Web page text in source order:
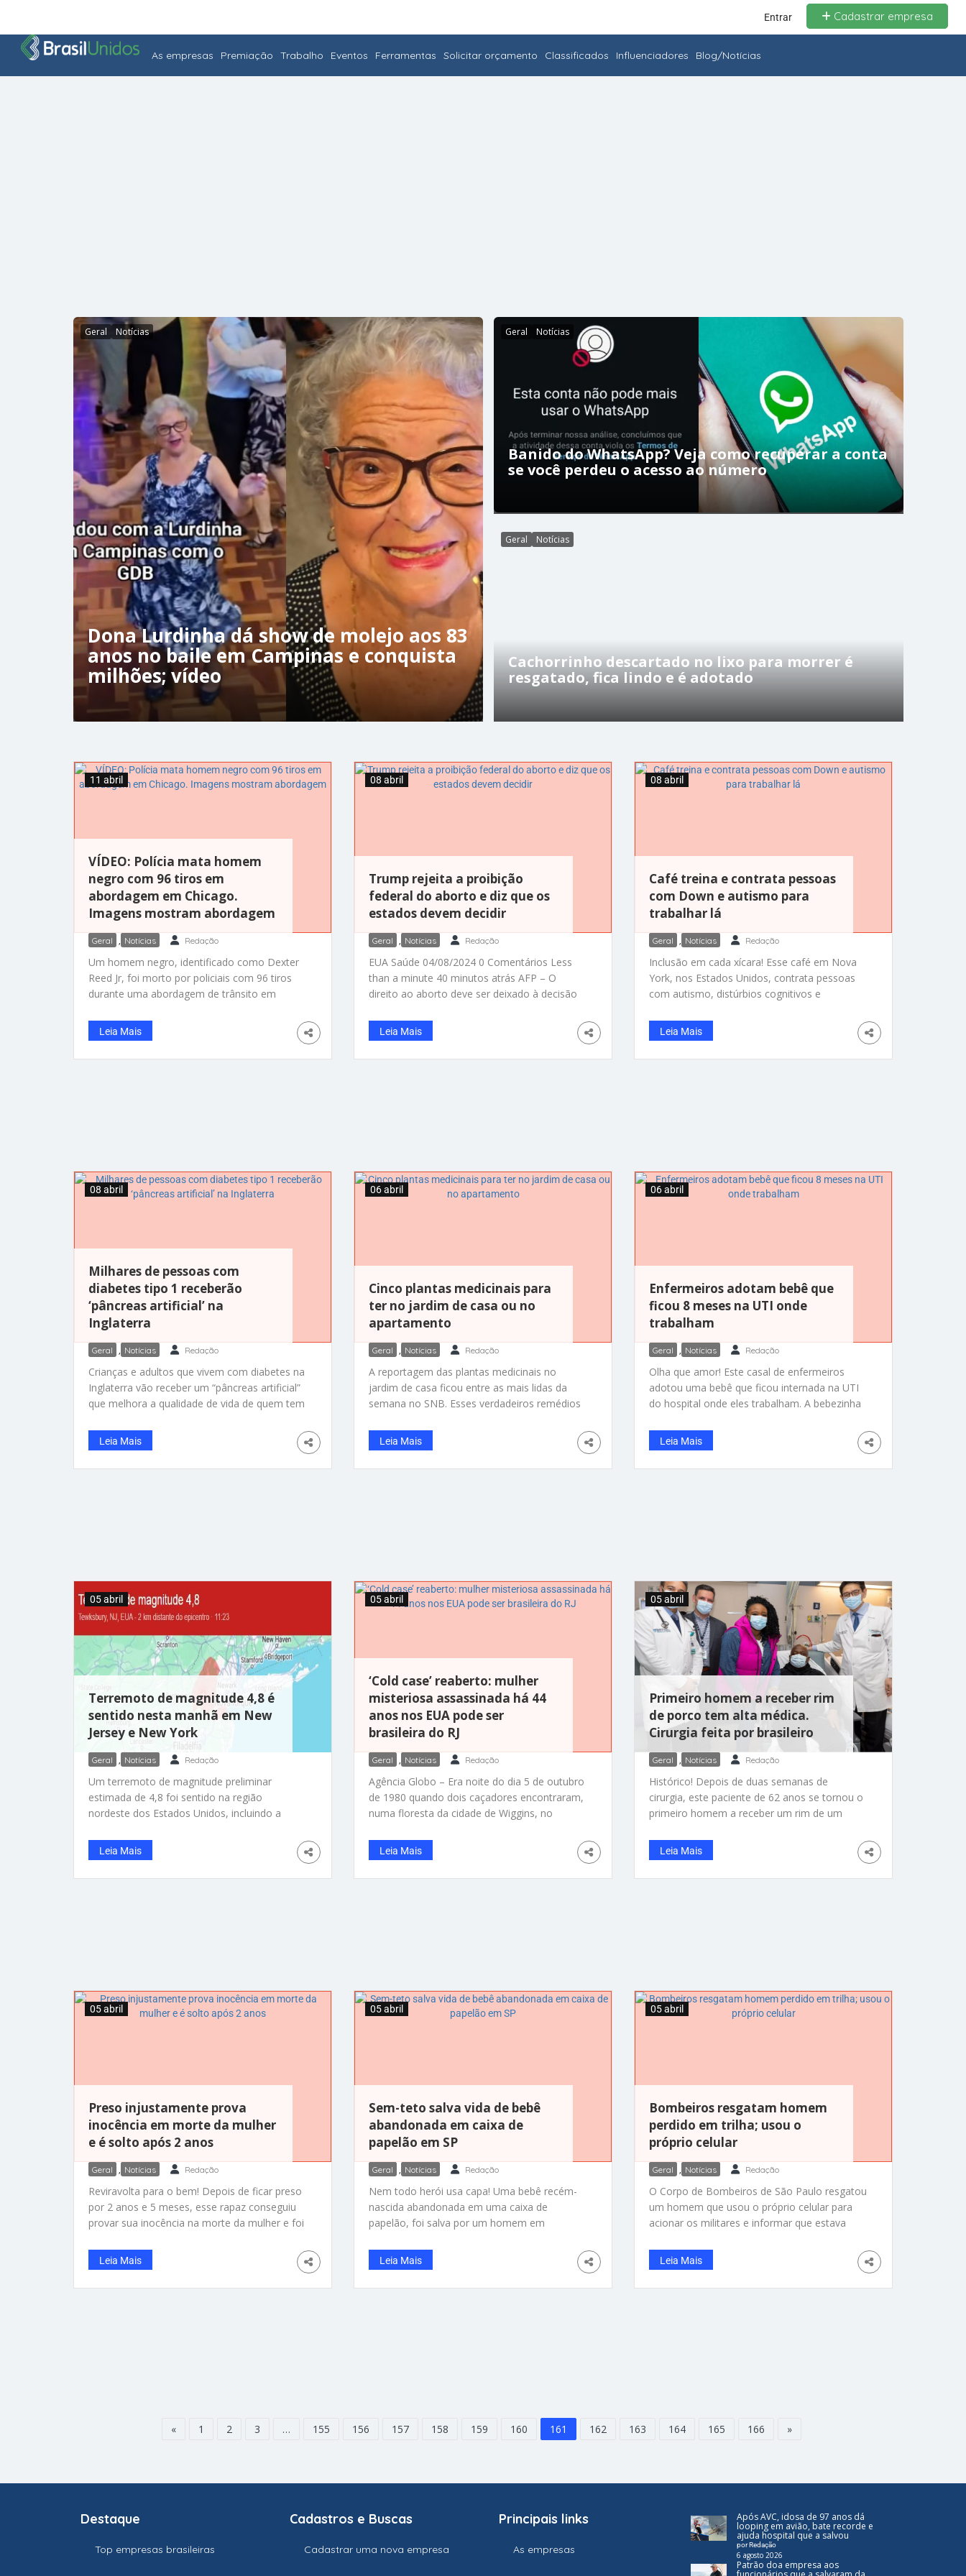
Entrar Cadastrar empresa
As empresas Premiação Trabalho Eventos Ferramentas Solicitar orçamento Classificados Influenciadores Blog/Notícias
Geral Notícias
Dona Lurdinha dá show de molejo aos 83
anos no baile em Campinas e conquista
milhões; vídeo
Geral Notícias
Banido do WhatsApp? Veja como recuperar a conta
se você perdeu o acesso ao número
Geral Notícias
Cachorrinho descartado no lixo para morrer é
resgatado, fica lindo e é adotado
VÍDEO: Polícia mata homem
negro com 96 tiros em
abordagem em Chicago.
Imagens mostram abordagem
11 abril
Geral , Notícias Redação
Um homem negro, identificado como Dexter
Reed Jr, foi morto por policiais com 96 tiros
durante uma abordagem de trânsito em
Escritório Civil de Responsabilidade Policial
(Copa, na sigla em inglês), o homem foi
parado por estar sem cinto de segurança, ele
Leia Mais
Trump rejeita a proibição
federal do aborto e diz que os
estados devem decidir
08 abril
Geral , Notícias Redação
EUA Saúde 04/08/2024 0 Comentários Less
than a minute 40 minutos atrás AFP – O
direito ao aborto deve ser deixado à decisão
Unidos, disse nesta segunda-feira (8) o
candidato republicano Donald Trump, ao
mesmo tempo que rejeita uma lei que proíbe
Leia Mais
Café treina e contrata pessoas
com Down e autismo para
trabalhar lá
08 abril
Geral , Notícias Redação
Inclusão em cada xícara! Esse café em Nova
York, nos Estados Unidos, contrata pessoas
com autismo, distúrbios cognitivos e
dificuldade para conseguir emprego. O Café
Joyeux é uma organização sem fins lucrativos
com a missão de incentivar outras empresas
Leia Mais
Milhares de pessoas com
diabetes tipo 1 receberão
‘pâncreas artificial’ na
Inglaterra
08 abril
Geral , Notícias Redação
Crianças e adultos que vivem com diabetes na
Inglaterra vão receber um “pâncreas artificial”
que melhora a qualidade de vida de quem tem
continuamente a glicemia e ajusta
automaticamente a quantidade de insulina
administrada por meio de uma bomba. Além
Leia Mais
Cinco plantas medicinais para
ter no jardim de casa ou no
apartamento
06 abril
Geral , Notícias Redação
A reportagem das plantas medicinais no
jardim de casa ficou entre as mais lidas da
semana no SNB. Esses verdadeiros remédios
podem ser plantados em pequenos espaços e
até em vasos na sacada do apartamento.
Usadas por várias civilizações ao longo da
Leia Mais
Enfermeiros adotam bebê que
ficou 8 meses na UTI onde
trabalham
06 abril
Geral , Notícias Redação
Olha que amor! Este casal de enfermeiros
adotou uma bebê que ficou internada na UTI
do hospital onde eles trabalham. A bebezinha
abandonada pela mãe depois de um tempo. Aí
os enfermeiros se aproximaram da menina e
passaram a cuidar dela. Ao longo da
Leia Mais
Terremoto de magnitude 4,8 é
sentido nesta manhã em New
Jersey e New York
05 abril
Geral , Notícias Redação
Um terremoto de magnitude preliminar
estimada de 4,8 foi sentido na região
nordeste dos Estados Unidos, incluindo a
feira (5), de acordo com o Serviço Geológico
dos EUA (USGS, na sigla em inglês). Os
relatórios iniciais indicaram um terremoto de
Leia Mais
‘Cold case’ reaberto: mulher
misteriosa assassinada há 44
anos nos EUA pode ser
brasileira do RJ
05 abril
Geral , Notícias Redação
Agência Globo – Era noite do dia 5 de outubro
de 1980 quando dois caçadores encontraram,
numa floresta da cidade de Wiggins, no
estágio avançado de decomposição. Em suas
mãos, um panfleto de anúncios do periódico
“Las Vegas Mirror”, datado de março daquele
Leia Mais
Primeiro homem a receber rim
de porco tem alta médica.
Cirurgia feita por brasileiro
05 abril
Geral , Notícias Redação
Histórico! Depois de duas semanas de
cirurgia, este paciente de 62 anos se tornou o
primeiro homem a receber um rim de um
recebeu alta do hospital nos Estados Unidos e
passa bem. A operação comandada pelo
médico brasileiro Leonardo Riella foi um
Leia Mais
Preso injustamente prova
inocência em morte da mulher
e é solto após 2 anos
05 abril
Geral , Notícias Redação
Reviravolta para o bem! Depois de ficar preso
por 2 anos e 5 meses, esse rapaz conseguiu
provar sua inocência na morte da mulher e foi
Matheus, morreu em decorrência de epilepsia
refratária, doença que pode causar mal súbito.
Como ela tinha escoriações no pescoço, o
Leia Mais
Sem-teto salva vida de bebê
abandonada em caixa de
papelão em SP
05 abril
Geral , Notícias Redação
Nem todo herói usa capa! Uma bebê recém-
nascida abandonada em uma caixa de
papelão, foi salva por um homem em
Quando ele ouviu o choro vindo de trás de
uma unidade de saúde de Sorocaba, São
Paulo, imediatamente se aproximou para
Leia Mais
Bombeiros resgatam homem
perdido em trilha; usou o
próprio celular
05 abril
Geral , Notícias Redação
O Corpo de Bombeiros de São Paulo resgatou
um homem que usou o próprio celular para
acionar os militares e informar que estava
Mourão, em Cubatão (SP), o rapaz de 40 anos
foi resgatado por um helicóptero na manhã
do último domingo. Segundo os militares, foi
Leia Mais
« 1 2 3 … 155 156 157 158 159 160 161 162 163 164 165 166 »
Destaque
Top empresas brasileiras
Cadastros e Buscas
Cadastrar uma nova empresa
Principais links
As empresas
Após AVC, idosa de 97 anos dá
looping em avião, bate recorde e
ajuda hospital que a salvou
por Redação
6 agosto 2026
Patrão doa empresa aos